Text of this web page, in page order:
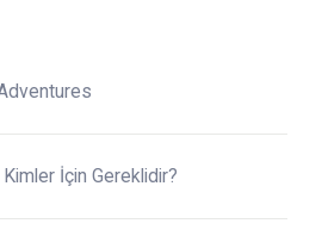
İçin Gereklidir?